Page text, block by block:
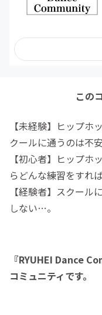
この
【未経験】ヒップホ
クールに通うのは不
【初心者】ヒップホ
らどんな練習をすれ
【経験者】スクール
しない…。
『RYUHEI Dance
コミュニティです。